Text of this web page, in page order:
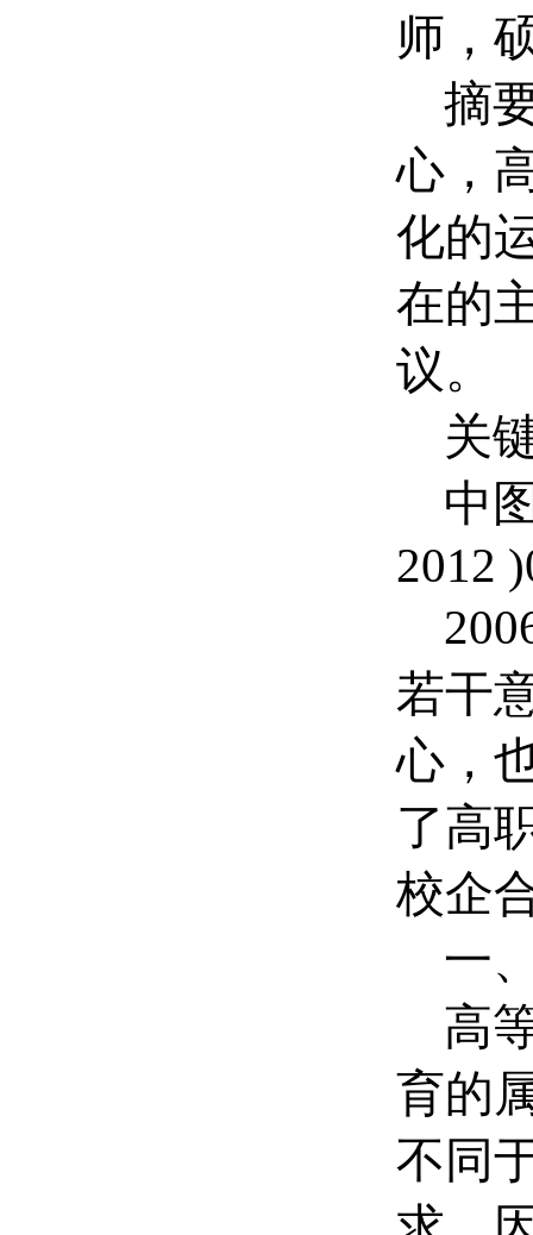
师，
摘
心，
化的
在的
议。
关
中
2012
若干
心，
了高
校企
一
高
育的
不同